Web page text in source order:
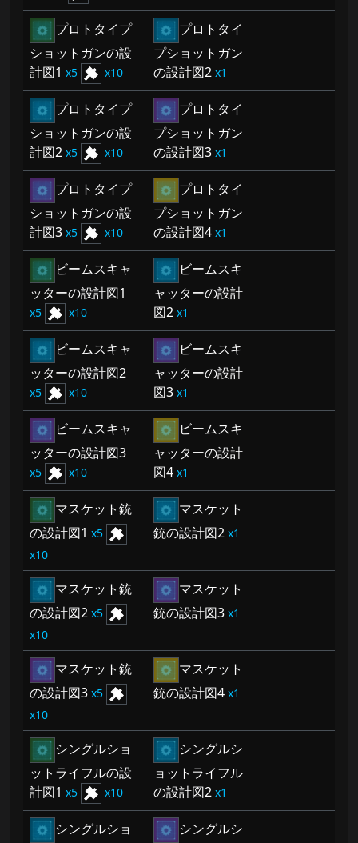
プロトタイプ
ショットガンの設
計図1
5 10
プロトタイ
プショットガン
の設計図2
1
プロトタイプ
ショットガンの設
計図2 5 10
プロトタイ
プショットガン
の設計図3
1
プロトタイプ
ショットガンの設
計図3 5 10
プロトタイ
プショットガン
の設計図4
1
ビームスキャ
ッターの設計図1
5 10
ビームスキ
ャッターの設計
図2
1
ビームスキャ
ッターの設計図2
5 10
ビームスキ
ャッターの設計
図3
1
ビームスキャ
ッターの設計図3
5 10
ビームスキ
ャッターの設計
図4
1
マスケット銃
の設計図1
5
10
マスケット
銃の設計図2
1
マスケット銃
の設計図2 5
10
マスケット
銃の設計図3
1
マスケット銃
の設計図3 5
10
マスケット
銃の設計図4
1
シングルショ
ットライフルの設
計図1
5 10
シングルシ
ョットライフル
の設計図2
1
シングルショ
シングルシ